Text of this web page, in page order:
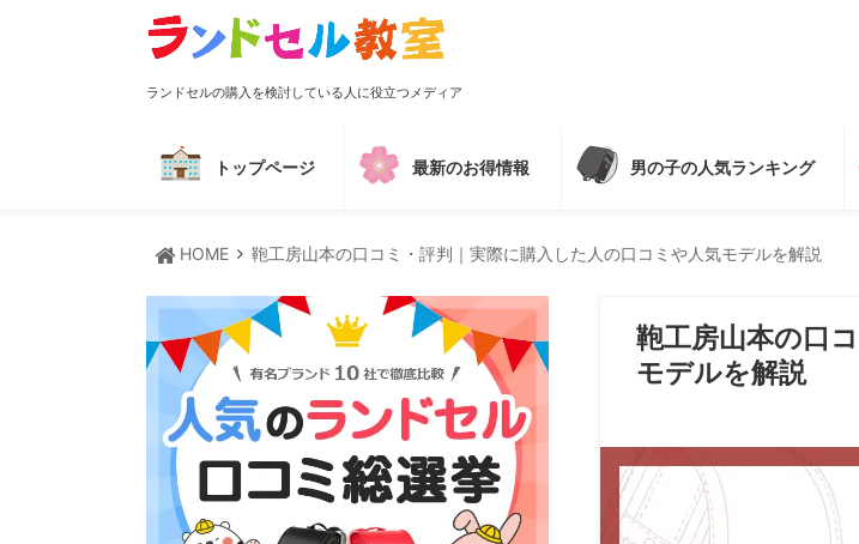
ランドセルの購入を検討している人に役立つメディア
トップページ 最新のお得情報 男の子の人気ランキング
HOME 鞄工房山本の口コミ・評判｜実際に購入した人の口コミや人気モデルを解説
鞄工房山本の口
モデルを解説